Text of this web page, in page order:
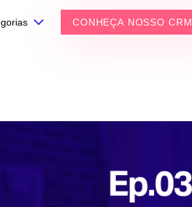
CONHEÇA NOSSO CRM